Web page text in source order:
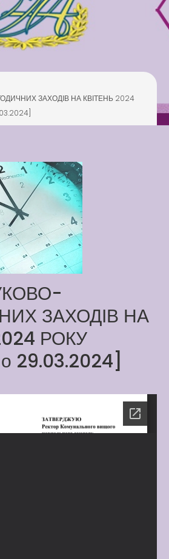
Play is Our Brain’s Favorite
Way
New Friends Everyday at
Latter match class
Swimming Lessons at New
Pool
Play is Our Brain’s Favorite
Way
Latter match class
Kiddie
ЗАХОДІВ НА КВІТЕНЬ 2024
ЗАХОДІВ НА
РОКУ
29.03.2024]